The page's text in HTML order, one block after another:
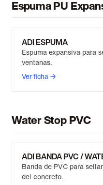
Espuma PU
ADI ESPUMA
Espuma expansiva para
ventanas.
Ver ficha →
Water Stop PVC
ADI BANDA PVC /
Banda de PVC para
del concreto.